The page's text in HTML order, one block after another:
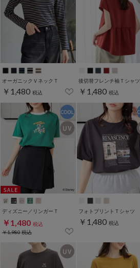
オーガニックＶネックＴ
￥1,480 税込
後切替フレンチ袖Ｔシャツ
￥1,480 税込
ディズニー／リンガーＴ
￥1,480 税込
￥1,980税込
フォトプリントＴシャツ
￥1,480 税込